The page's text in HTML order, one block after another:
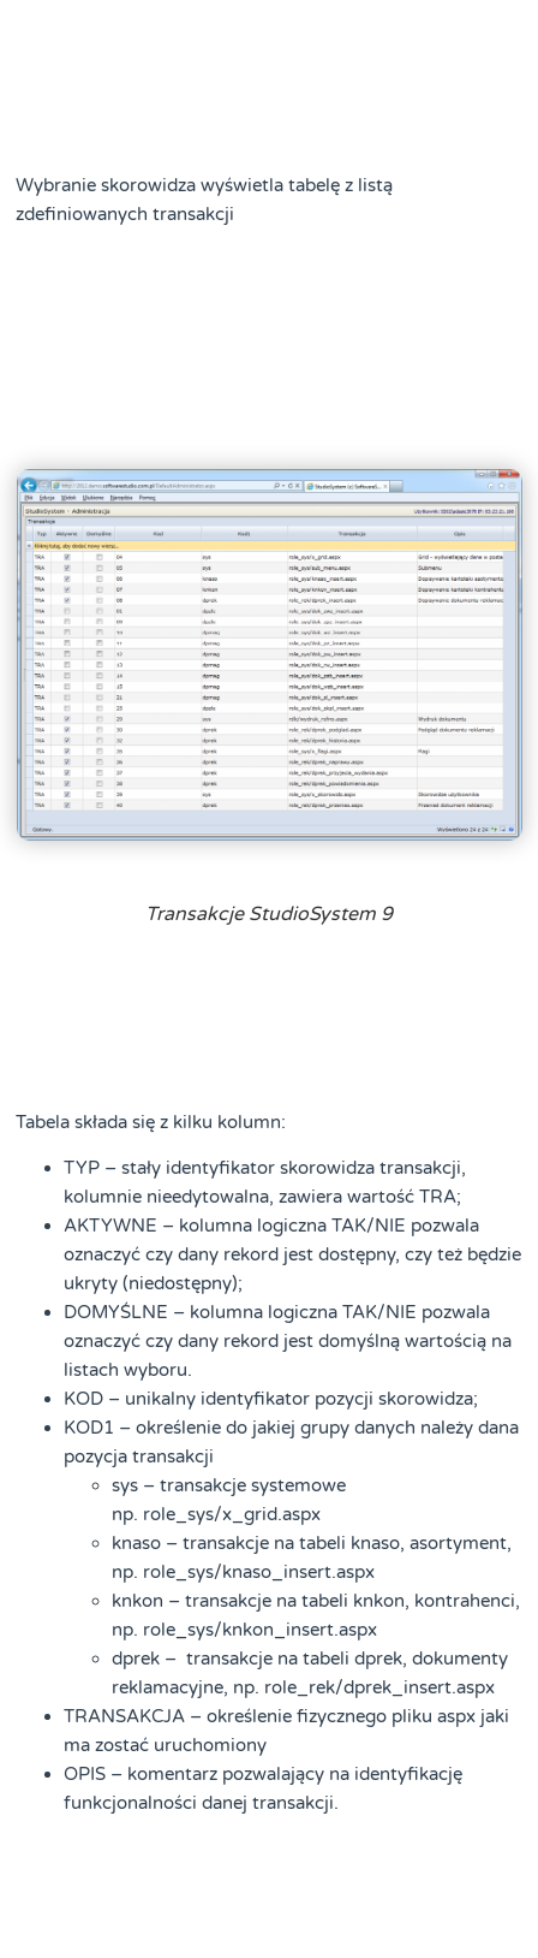
Wybranie skorowidza wyświetla tabelę z listą
zdefiniowanych transakcji
Transakcje StudioSystem 9
Tabela składa się z kilku kolumn:
TYP – stały identyfikator skorowidza transakcji,
kolumnie nieedytowalna, zawiera wartość TRA;
AKTYWNE – kolumna logiczna TAK/NIE pozwala
oznaczyć czy dany rekord jest dostępny, czy też będzie
ukryty (niedostępny);
DOMYŚLNE – kolumna logiczna TAK/NIE pozwala
oznaczyć czy dany rekord jest domyślną wartością na
listach wyboru.
KOD – unikalny identyfikator pozycji skorowidza;
KOD1 – określenie do jakiej grupy danych należy dana
pozycja transakcji
sys – transakcje systemowe
np. role_sys/x_grid.aspx
knaso – transakcje na tabeli knaso, asortyment,
np. role_sys/knaso_insert.aspx
knkon – transakcje na tabeli knkon, kontrahenci,
np. role_sys/knkon_insert.aspx
dprek – transakcje na tabeli dprek, dokumenty
reklamacyjne, np. role_rek/dprek_insert.aspx
TRANSAKCJA – określenie fizycznego pliku aspx jaki
ma zostać uruchomiony
OPIS – komentarz pozwalający na identyfikację
funkcjonalności danej transakcji.